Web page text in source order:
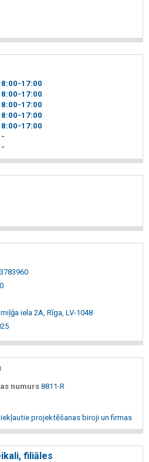
8 00-17 00
8 00-17 00
8 00-17 00
8 00-17 00
8 00-17 00
-
-
iela 2A, Rīga, LV-1048
numurs 8811-R
projektēšanas biroji un firmas
filiāles